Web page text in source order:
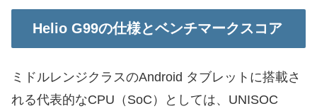
Helio G99の仕様とベンチマークスコア
ミドルレンジクラスのAndroid タブレットに搭載さ
れる代表的なCPU（SoC）としては、UNISOC